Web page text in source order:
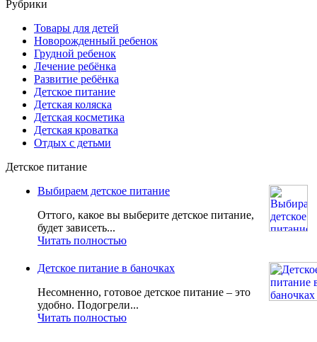
Рубрики
Товары для детей
Новорожденный ребенок
Грудной ребенок
Лечение ребёнка
Развитие ребёнка
Детское питание
Детская коляска
Детская косметика
Детская кроватка
Отдых с детьми
Детское питание
Выбираем детское питание
Оттого, какое вы выберите детское питание,
будет зависеть...
Читать полностью
Детское питание в баночках
Несомненно, готовое детское питание – это
удобно. Подогрели...
Читать полностью